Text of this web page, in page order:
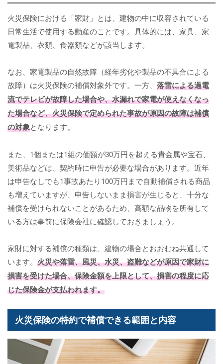
火災保険における「家財」とは、建物の中に収容されている
日常生活で使用する動産のことです。具体的には、家具、家
電製品、衣類、食器類などが該当します。
なお、家電製品の自然故障（経年劣化や製品の不具合による
故障）は火災保険の補償対象外です。一方、 落雷による過電
流でテレビが故障した場合や、水漏れで家電が使えなくなっ
た場合など、火災保険で定められた事故が原因の故障は補償
の対象となります。
また、1個または1組の価額が30万円を超える貴金属や宝石、
美術品などは、契約時に申告が必要な場合があります。近年
は申告なしでも1事故あたり100万円まで自動補償される商品
も増えていますが、申告しないまま損害が生じると、十分な
補償を受けられないことがあるため、高額な品物を所有して
いる方は事前に保険会社に確認しておきましょう。
家財に対する補償の種類は、建物の場合とおおむね共通して
います。 火災や落雷、風災、水災、盗難などが原因で家財に
損害を受けた場合、保険金額を上限として、損害の程度に応
じた保険金が支払われます。
火災保険の特約で補償できる範囲と内容